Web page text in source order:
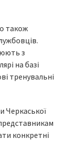
також
з
на базі
тренувальні
Черкаської
конкретні